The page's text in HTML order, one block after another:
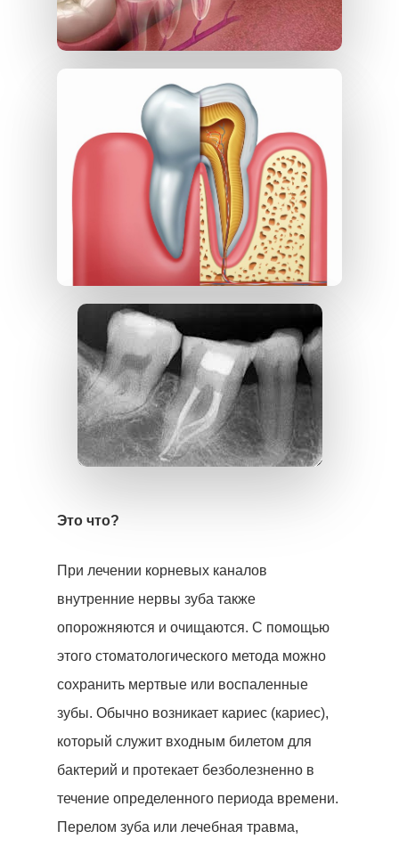
Это что?
При лечении корневых каналов
внутренние нервы зуба также
опорожняются и очищаются. С помощью
этого стоматологического метода можно
сохранить мертвые или воспаленные
зубы. Обычно возникает кариес (кариес),
который служит входным билетом для
бактерий и протекает безболезненно в
течение определенного периода времени.
Перелом зуба или лечебная травма,